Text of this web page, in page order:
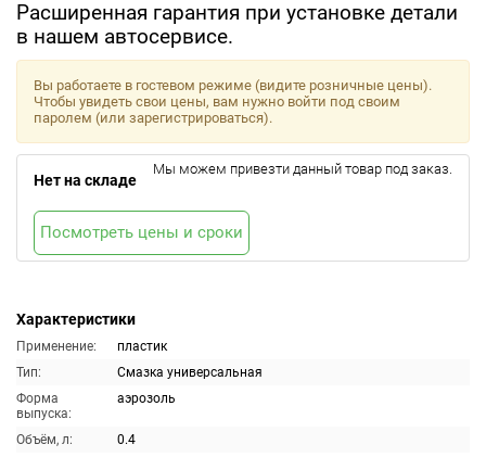
Расширенная гарантия при установке детали
в нашем автосервисе.
Характеристики
Применение:
пластик
Тип:
Смазка универсальная
Форма
выпуска:
аэрозоль
Объём, л:
0.4
Вы работаете в гостевом режиме (видите розничные цены).
Чтобы увидеть свои цены, вам нужно войти под своим
паролем (или зарегистрироваться).
Нет на складе
Мы можем привезти данный товар под заказ.
Посмотреть цены и сроки